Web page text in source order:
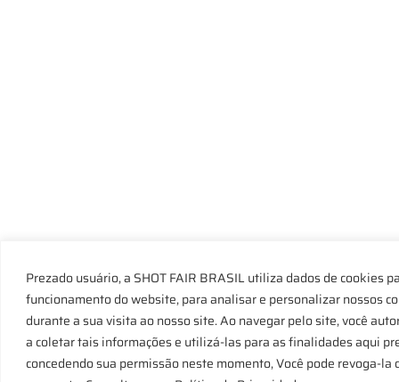
Prezado usuário, a SHOT FAIR BRASIL utiliza dados de cookies
funcionamento do website, para analisar e personalizar nossos
durante a sua visita ao nosso site. Ao navegar pelo site, você
a coletar tais informações e utilizá-las para as finalidades aqui
concedendo sua permissão neste momento, Você pode revoga-